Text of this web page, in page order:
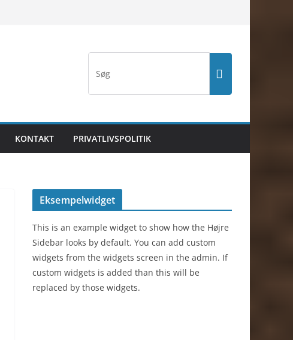
KONTAKT PRIVATLIVSPOLITIK
Eksempelwidget
This is an example widget to show how the Højre
Sidebar looks by default. You can add custom
widgets from the widgets screen in the admin. If
custom widgets is added than this will be
replaced by those widgets.